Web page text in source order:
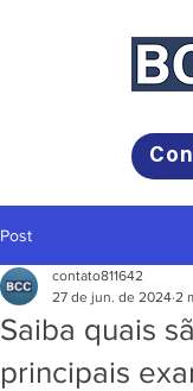
Post
Saiba quais
principais
contato811642
27 de jun. de 2024 2